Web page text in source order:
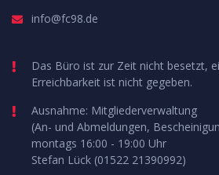
info@fc98.de
Das Büro ist zur Zeit nicht besetzt,
Erreichbarkeit ist nicht gegeben.
Ausnahme: Mitgliederverwaltung
(An- und Abmeldungen,
montags 16:00 - 19:00 Uhr
Stefan Lück (01522 21390992)